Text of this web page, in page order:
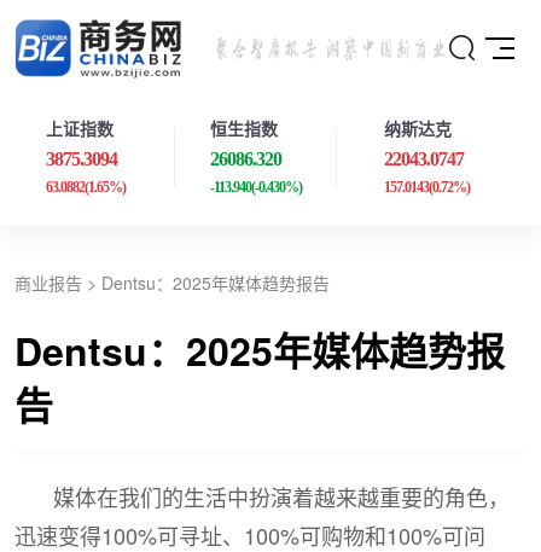
上证指数
3875.3094
63.0882(1.65%)
恒生指数
26086.320
-113.940(-0.430%)
纳斯达克
22043.0747
157.0143(0.72%)
商业报告 > Dentsu：2025年媒体趋势报告
Dentsu：2025年媒体趋势报
告
媒体在我们的生活中扮演着越来越重要的角色，
迅速变得100%可寻址、100%可购物和100%可问